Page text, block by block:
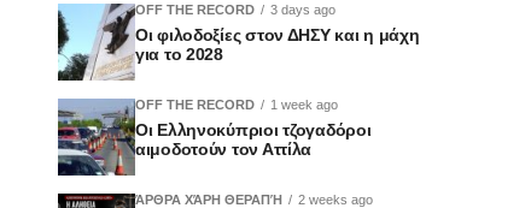
OFF THE RECORD 3 days ago
Οι φιλοδοξίες στον ΔΗΣΥ και η μάχη
για το 2028
OFF THE RECORD 1 week ago
Οι Ελληνοκύπριοι τζογαδόροι
αιμοδοτούν τον Αττίλα
ΆΡΘΡΑ ΧΆΡΗ ΘΕΡΑΠΉ 2 weeks ago